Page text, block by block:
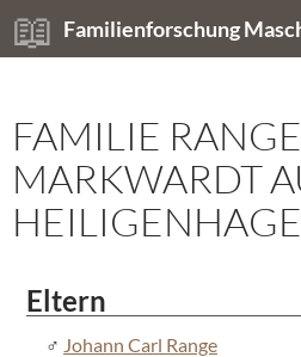
Zum
Inhalt
Familienforschung
Suchen
FAMILIE
MARKWARDT
Eltern
Johann Carl Range